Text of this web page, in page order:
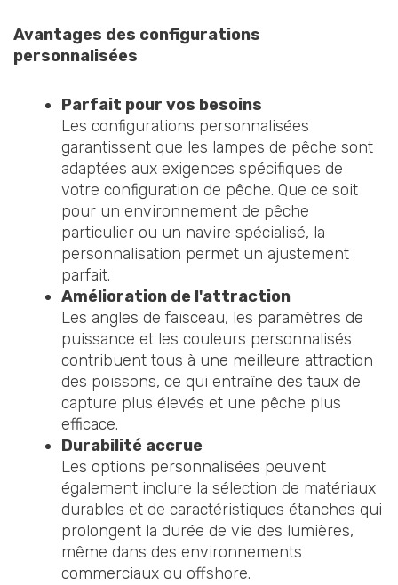
Avantages des configurations
personnalisées
Parfait pour vos besoins
Les configurations personnalisées
garantissent que les lampes de pêche sont
adaptées aux exigences spécifiques de
votre configuration de pêche. Que ce soit
pour un environnement de pêche
particulier ou un navire spécialisé, la
personnalisation permet un ajustement
parfait.
Amélioration de l'attraction
Les angles de faisceau, les paramètres de
puissance et les couleurs personnalisés
contribuent tous à une meilleure attraction
des poissons, ce qui entraîne des taux de
capture plus élevés et une pêche plus
efficace.
Durabilité accrue
Les options personnalisées peuvent
également inclure la sélection de matériaux
durables et de caractéristiques étanches qui
prolongent la durée de vie des lumières,
même dans des environnements
commerciaux ou offshore.